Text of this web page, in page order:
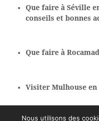
Que faire à Séville
conseils et bonnes
Que faire à
Visiter Mulhouse
Nous utilisons des